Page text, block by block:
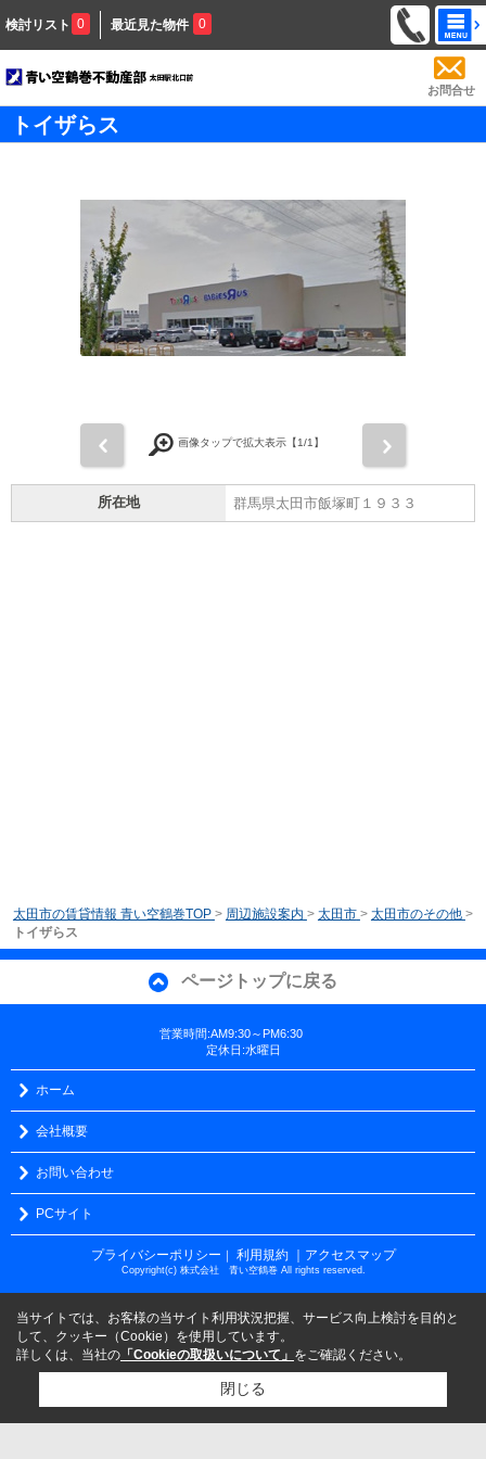
検討リスト 0 最近見た物件 0
お問合せ
トイザらス
画像タップで拡大表示【1/1】
所在地 群馬県太田市飯塚町１９３３
太田市の賃貸情報 青い空鶴巻TOP > 周辺施設案内 > 太田市 > 太田市のその他 >
トイザらス
ページトップに戻る
営業時間:AM9:30～PM6:30
定休日:水曜日
ホーム
会社概要
お問い合わせ
PCサイト
プライバシーポリシー ｜ 利用規約 ｜アクセスマップ
Copyright(c) 株式会社 青い空鶴巻 All rights reserved.
当サイトでは、お客様の当サイト利用状況把握、サービス向上検討を目的と
して、クッキー（Cookie）を使用しています。
詳しくは、当社の 「Cookieの取扱いについて」 をご確認ください。
閉じる